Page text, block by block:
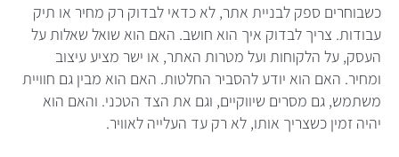
כשבוחרים ספק לבניית אתר, לא כדאי לבדוק רק מחיר או תיק
עבודות. צריך לבדוק איך הוא חושב. האם הוא שואל שאלות על
העסק, על הלקוחות ועל מטרות האתר, או ישר מציע עיצוב
ומחיר. האם הוא יודע להסביר החלטות. האם הוא מבין גם חוויית
משתמש, גם מסרים שיווקיים, וגם את הצד הטכני. והאם הוא
יהיה זמין כשצריך אותו, לא רק עד העלייה לאוויר.